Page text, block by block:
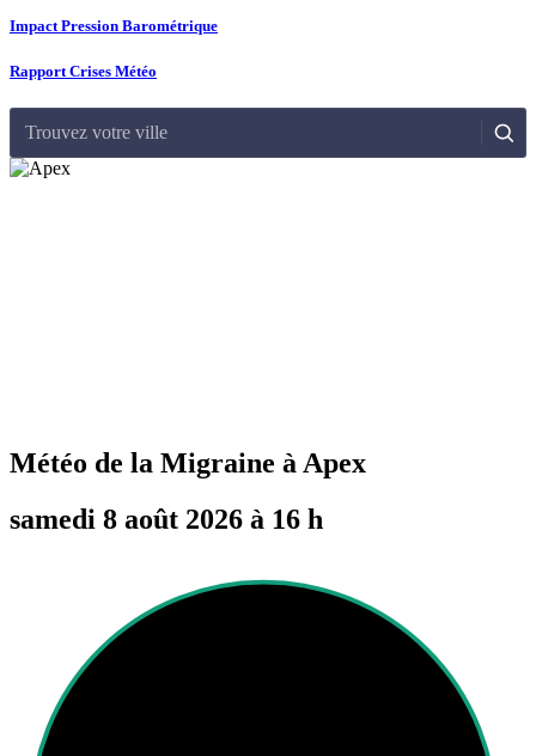
Impact Pression Barométrique
Rapport Crises Météo
Trouvez votre ville
Météo de la Migraine à Apex
samedi 8 août 2026 à 16 h